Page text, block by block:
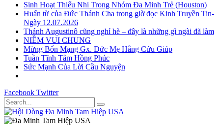
Sinh Hoạt Thiếu Nhi Trong Nhóm Đa Minh Trẻ (Houston)
Huấn từ của Đức Thánh Cha trong giờ đọc Kinh Truyền Tin-
Ngày 12.07.2026
Thánh Augustinô cũng nghỉ hè – đây là những gì ngài đã làm
NIỀM VUI CHUNG
Mừng Bổn Mạng Gx. Đức Mẹ Hằng Cứu Giúp
Tuần Tĩnh Tâm Hồng Phúc
Sức Mạnh Của Lời Cầu Nguyện
Facebook Twitter